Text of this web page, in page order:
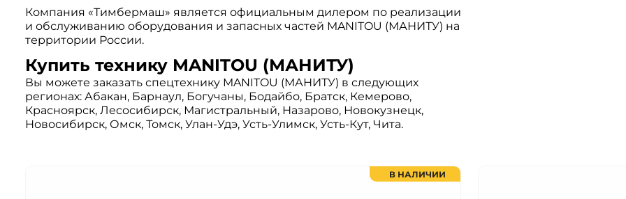
Компания «Тимбермаш» является официальным дилером по реализации
и обслуживанию оборудования и запасных частей MANITOU (МАНИТУ) на
территории России.
Купить технику MANITOU (МАНИТУ)
Вы можете заказать спецтехнику MANITOU (МАНИТУ) в следующих
регионах: Абакан, Барнаул, Богучаны, Бодайбо, Братск, Кемерово,
Красноярск, Лесосибирск, Магистральный, Назарово, Новокузнецк,
Новосибирск, Омск, Томск, Улан-Удэ, Усть-Улимск, Усть-Кут, Чита.
В НАЛИЧИИ